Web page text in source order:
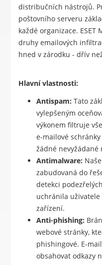
distribučních nástrojů.
poštovního serveru
každé organizace.
druhy emailových
hned v zárodku - dřív
Hlavní vlastnosti:
Antispam: Tato
vylepšeným
výkonem filtruje
e-mailové
žádné nevyžádané
Antimalware:
zabudovaná do
detekci
uchránila
zařízení.
Anti-phishing:
webové stránky,
phishingové. E-
obsahovat odkazy